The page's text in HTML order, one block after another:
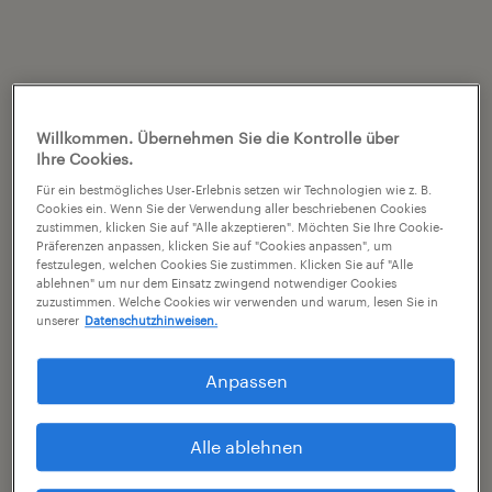
Willkommen. Übernehmen Sie die Kontrolle über
Ihre Cookies.
Für ein bestmögliches User-Erlebnis setzen wir Technologien wie z. B.
Cookies ein. Wenn Sie der Verwendung aller beschriebenen Cookies
zustimmen, klicken Sie auf "Alle akzeptieren". Möchten Sie Ihre Cookie-
Präferenzen anpassen, klicken Sie auf "Cookies anpassen", um
festzulegen, welchen Cookies Sie zustimmen. Klicken Sie auf "Alle
ablehnen" um nur dem Einsatz zwingend notwendiger Cookies
zuzustimmen. Welche Cookies wir verwenden und warum, lesen Sie in
unserer Datenschutzhinweisen.
Anpassen
Alle ablehnen